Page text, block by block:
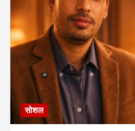
सोशल